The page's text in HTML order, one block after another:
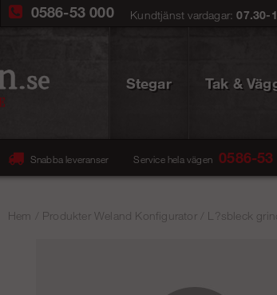
0586-53 000 Kundtjänst vardagar:07.30-
Stegar Tak &
Snabba leveranser Service hela vägen 0586-
Hem Produkter Weland Konfigurator/ L?sbleck